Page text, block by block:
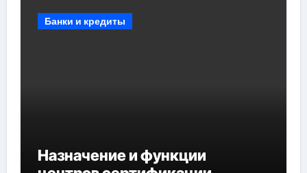
Банки и кредиты
Назначение и функции